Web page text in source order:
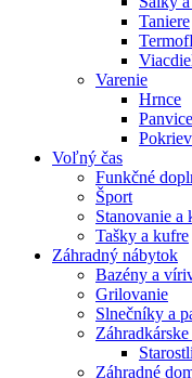
Taniere
Varenie
Hrnce
Panvice
Voľný čas
Funkčné
Šport
Stanovanie a
Tašky a kufre
Záhradný nábytok
Bazény a
Grilovanie
Slnečníky a
Záhradné